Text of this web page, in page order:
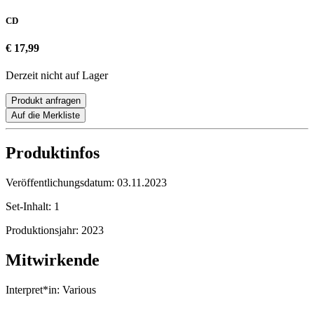
CD
€ 17,99
Derzeit nicht auf Lager
Produkt anfragen
Auf die Merkliste
Produktinfos
Veröffentlichungsdatum: 03.11.2023
Set-Inhalt: 1
Produktionsjahr: 2023
Mitwirkende
Interpret*in: Various